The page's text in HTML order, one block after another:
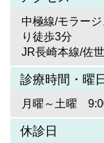
中極線/モラー
り徒歩3分
JR長崎本線/佐
診療時間・曜
月曜～土曜
休診日